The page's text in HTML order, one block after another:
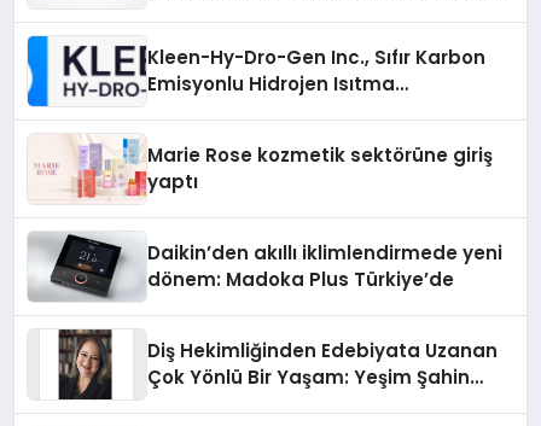
Kleen-Hy-Dro-Gen Inc., Sıfır Karbon
Emisyonlu Hidrojen Isıtma
Marie Rose kozmetik sektörüne giriş
yaptı
Daikin’den akıllı iklimlendirmede yeni
dönem: Madoka Plus Türkiye’de
Diş Hekimliğinden Edebiyata Uzanan
Çok Yönlü Bir Yaşam: Yeşim Şahin